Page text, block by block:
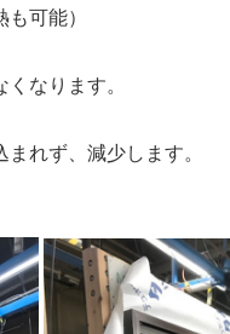
可能）
なります。
れず、減少します。